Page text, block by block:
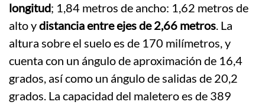
longitud; 1,84 metros de ancho: 1,62 metros de
alto ydistancia entre ejes de 2,66 metros. La
altura sobre el suelo es de 170 milímetros, y
cuenta con un ángulo de aproximación de 16,4
grados, así como un ángulo de salidas de 20,2
grados. La capacidad del maletero es de 389